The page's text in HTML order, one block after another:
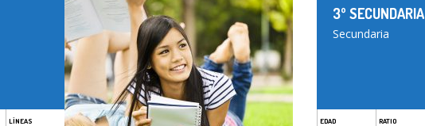
LÍNEAS
3º SECUNDARIA
Secundaria
EDAD RATIO